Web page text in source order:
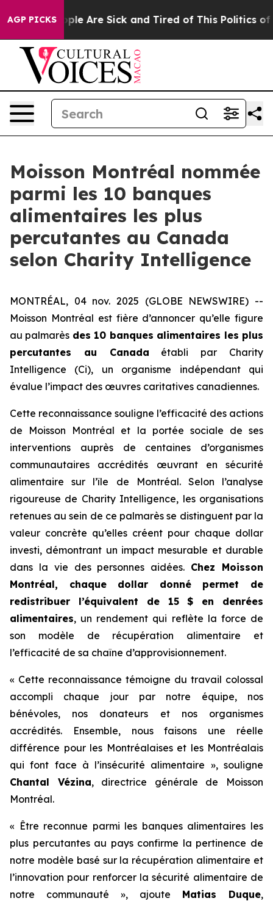
AGP PICKS
“People Are Sick and Tired of This Politics of
Moisson Montréal nommée
parmi les 10 banques
alimentaires les plus
percutantes au Canada
selon Charity Intelligence
MONTRÉAL, 04 nov. 2025 (GLOBE NEWSWIRE) --
Moisson Montréal est fière d’annoncer qu’elle figure
au palmarès des 10 banques alimentaires les plus
percutantes au Canada établi par Charity
Intelligence (Ci), un organisme indépendant qui
évalue l’impact des œuvres caritatives canadiennes.
Cette reconnaissance souligne l’efficacité des actions
de Moisson Montréal et la portée sociale de ses
interventions auprès de centaines d’organismes
communautaires accrédités œuvrant en sécurité
alimentaire sur l’île de Montréal. Selon l’analyse
rigoureuse de Charity Intelligence, les organisations
retenues au sein de ce palmarès se distinguent par la
valeur concrète qu’elles créent pour chaque dollar
investi, démontrant un impact mesurable et durable
dans la vie des personnes aidées. Chez Moisson
Montréal, chaque dollar donné permet de
redistribuer l’équivalent de 15 $ en denrées
alimentaires, un rendement qui reflète la force de
son modèle de récupération alimentaire et
l’efficacité de sa chaîne d’approvisionnement.
« Cette reconnaissance témoigne du travail colossal
accompli chaque jour par notre équipe, nos
bénévoles, nos donateurs et nos organismes
accrédités. Ensemble, nous faisons une réelle
différence pour les Montréalaises et les Montréalais
qui font face à l’insécurité alimentaire », souligne
Chantal Vézina, directrice générale de Moisson
Montréal.
« Être reconnue parmi les banques alimentaires les
plus percutantes au pays confirme la pertinence de
notre modèle basé sur la récupération alimentaire et
l’innovation pour renforcer la sécurité alimentaire de
notre communauté », ajoute Matias Duque,